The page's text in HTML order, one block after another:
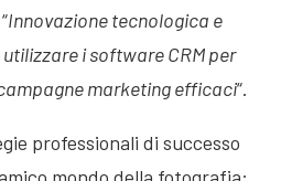
Innovazione tecnologica e
utilizzare i software CRM per
marketing efficaci“.
professionali di successo